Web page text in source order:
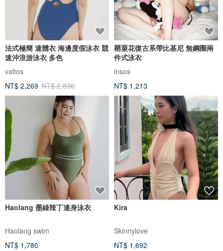
法式極簡 連體衣 海邊度假泳衣 競
速沖浪游泳衣 多色
valtos
NT$ 2,269 NT$ 2,836
罌粟花復古系帶比基尼 無鋼圈兩
件式泳衣
insos
NT$ 1,213
Haolang 墨綠辣丁連身泳衣
Haolang swim
NT$ 1,780
Kira
Skinnylove
NT$ 1,692